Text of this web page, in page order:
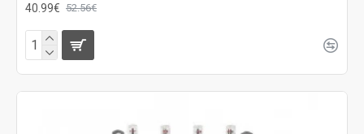
40.99€ 52.56€